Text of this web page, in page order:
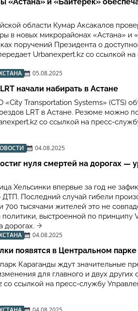
области Кумар Аксакалов
в новых микрорайонах «Астана» и
поручений Президента о
Urbanexpert.kz со ссылкой
05.08.2025
начали набирать в Астане
Transportation Systems» (CTS)
LRT в Астане. Резюме можно
со ссылкой на пресс-
04.08.2025
нуля смертей на дорогах —
Хельсинки впервые за год не
ДТП. Последний случай гибели
700 тысячами жителей это не
политики, выстроенной по
дорогах.
04.08.2025
появятся в Центральном
Караганды ждут значительные
для главного и двух
со ссылкой на пресс-службу